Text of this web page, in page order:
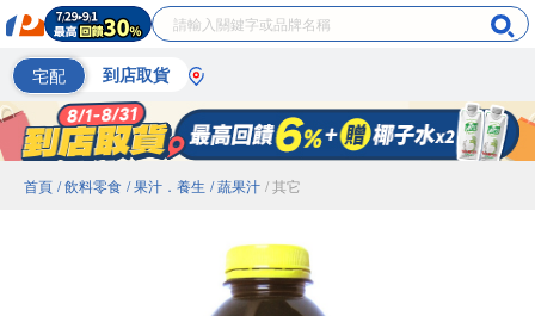
宅配 到店取貨
首頁 / 飲料零食 / 果汁．養生 / 蔬果汁 / 其它